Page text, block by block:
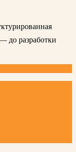
до разработки